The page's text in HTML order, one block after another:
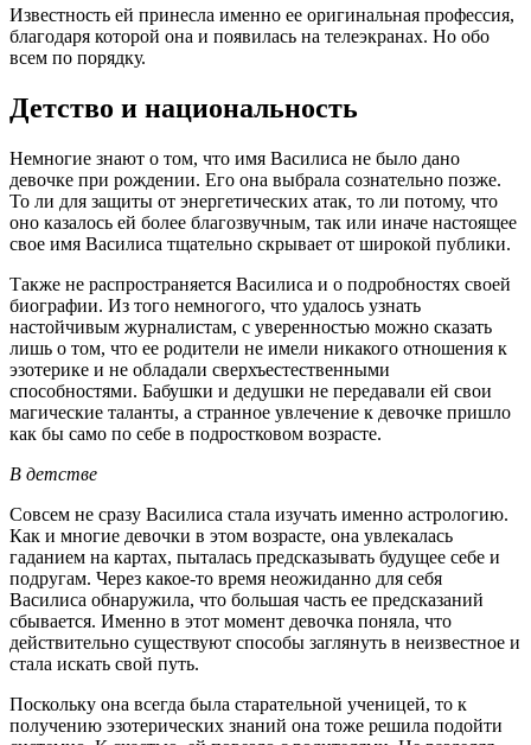
Известность ей принесла именно ее оригинальная профессия,
благодаря которой она и появилась на телеэкранах. Но обо
всем по порядку.
Детство и национальность
Немногие знают о том, что имя Василиса не было дано
девочке при рождении. Его она выбрала сознательно позже.
То ли для защиты от энергетических атак, то ли потому, что
оно казалось ей более благозвучным, так или иначе настоящее
свое имя Василиса тщательно скрывает от широкой публики.
Также не распространяется Василиса и о подробностях своей
биографии. Из того немногого, что удалось узнать
настойчивым журналистам, с уверенностью можно сказать
лишь о том, что ее родители не имели никакого отношения к
эзотерике и не обладали сверхъестественными
способностями. Бабушки и дедушки не передавали ей свои
магические таланты, а странное увлечение к девочке пришло
как бы само по себе в подростковом возрасте.
В детстве
Совсем не сразу Василиса стала изучать именно астрологию.
Как и многие девочки в этом возрасте, она увлекалась
гаданием на картах, пыталась предсказывать будущее себе и
подругам. Через какое-то время неожиданно для себя
Василиса обнаружила, что большая часть ее предсказаний
сбывается. Именно в этот момент девочка поняла, что
действительно существуют способы заглянуть в неизвестное и
стала искать свой путь.
Поскольку она всегда была старательной ученицей, то к
получению эзотерических знаний она тоже решила подойти